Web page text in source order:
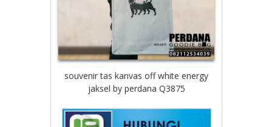
souvenir tas kanvas off white energy
jaksel by perdana Q3875